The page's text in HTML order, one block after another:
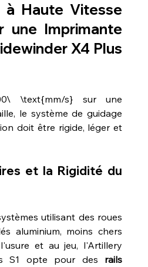
à Haute Vitesse
une Imprimante
X4 Plus
\text{mm/s} sur une
le système de guidage
doit être rigide, léger et
et la Rigidité du
utilisant des roues
aluminium, moins chers
et au jeu, l'Artillery
S1 opte pour des rails